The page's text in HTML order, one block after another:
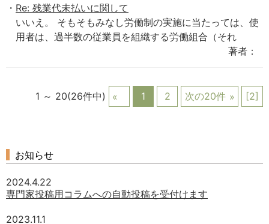
Re: 残業代未払いに関して
いいえ。 そもそもみなし労働制の実施に当たっては、使
用者は、過半数の従業員を組織する労働組合（それ
著者：
1 ～ 20(26件中) 1 2 次の20件 [2]
お知らせ
2024.4.22
専門家投稿用コラムへの自動投稿を受付けます
2023.11.1